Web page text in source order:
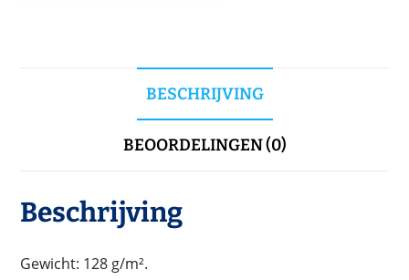
BESCHRIJVING
BEOORDELINGEN (0)
Beschrijving
Gewicht: 128 g/m².